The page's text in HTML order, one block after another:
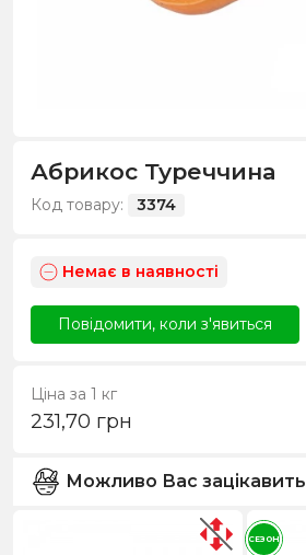
Абрикос Туреччина
Код товару: 3374
Немає в наявності
Повідомити, коли з'явиться
Ціна за 1 кг
231,70 грн
Можливо Вас зацікавить
СЕЗОН